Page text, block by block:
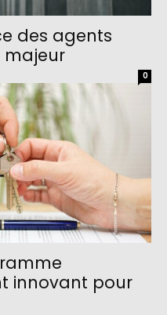
des agents
majeur
0
innovant pour